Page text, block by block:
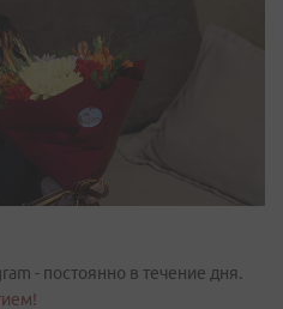
- постоянно в течение дня.